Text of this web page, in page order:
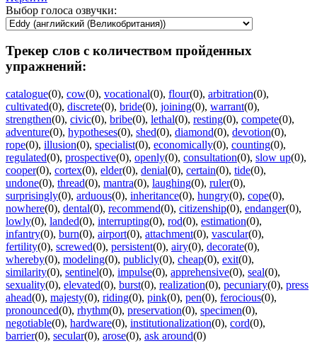
Выбор голоса озвучки:
Трекер слов с количеством пройденных
упражнений:
catalogue(0), cow(0), vocational(0), flour(0), arbitration(0),
cultivated(0), discrete(0), bride(0), joining(0), warrant(0),
strengthen(0), civic(0), bribe(0), lethal(0), resting(0), compete(0),
adventure(0), hypotheses(0), shed(0), diamond(0), devotion(0),
rope(0), illusion(0), specialist(0), economically(0), counting(0),
regulated(0), prospective(0), openly(0), consultation(0), slow up(0),
cooper(0), cortex(0), elder(0), denial(0), certain(0), tide(0),
undone(0), thread(0), mantra(0), laughing(0), ruler(0),
surprisingly(0), arduous(0), inheritance(0), hungry(0), cope(0),
nowhere(0), dental(0), recommend(0), citizenship(0), endanger(0),
lowly(0), landed(0), interrupting(0), rod(0), estimation(0),
infantry(0), burn(0), airport(0), attachment(0), vascular(0),
fertility(0), screwed(0), persistent(0), airy(0), decorate(0),
whereby(0), modeling(0), publicly(0), cheap(0), exit(0),
similarity(0), sentinel(0), impulse(0), apprehensive(0), seal(0),
sexuality(0), elevated(0), burst(0), realization(0), pecuniary(0), press
ahead(0), majesty(0), riding(0), pink(0), pen(0), ferocious(0),
pronounced(0), rhythm(0), preservation(0), specimen(0),
negotiable(0), hardware(0), institutionalization(0), cord(0),
barrier(0), secular(0), arose(0), ask around(0)